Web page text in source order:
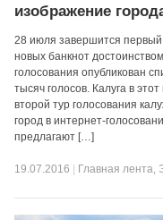
изображение
28 июля завершится первый
новых банкнот
голосования опубликован
тысяч голосов. Калуга в
второй тур голосования
город в интернет-
предлагают […]
19.07.2016 Главная лента,